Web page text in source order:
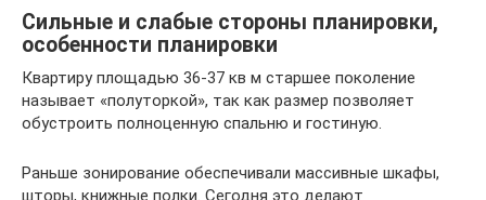
Сильные и слабые стороны планировки,
особенности планировки
Квартиру площадью 36-37 кв м старшее поколение
называет «полуторкой», так как размер позволяет
обустроить полноценную спальню и гостиную.
Раньше зонирование обеспечивали массивные шкафы,
шторы, книжные полки. Сегодня это делают